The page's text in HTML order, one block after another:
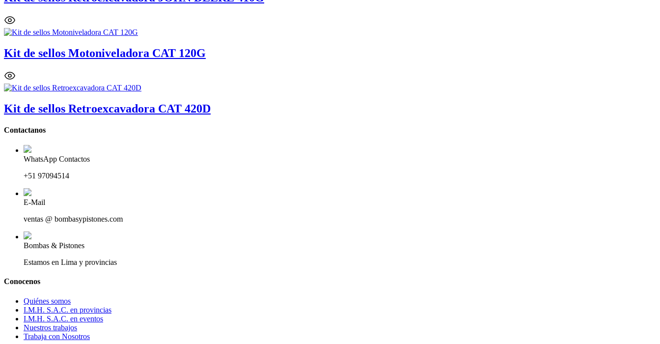
Kit de sellos Motoniveladora CAT 120G
Kit de sellos Retroexcavadora CAT 420D
Contactanos
WhatsApp Contactos
+51 97094514
E-Mail
ventas @ bombasypistones.com
Bombas & Pistones
Estamos en Lima y provincias
Conocenos
Quiénes somos
I.M.H. S.A.C. en provincias
I.M.H. S.A.C. en eventos
Nuestros trabajos
Trabaja con Nosotros